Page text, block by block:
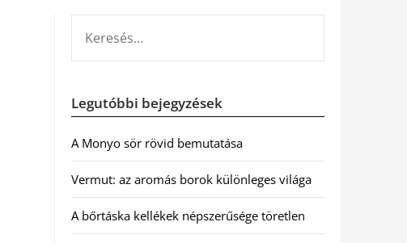
Legutóbbi bejegyzések
A Monyo sör rövid bemutatása
Vermut: az aromás borok különleges világa
A bőrtáska kellékek népszerűsége töretlen